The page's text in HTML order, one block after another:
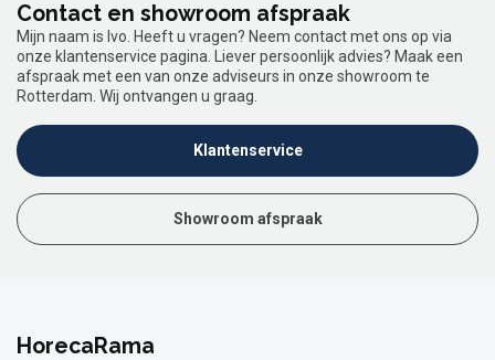
Contact en showroom afspraak
Mijn naam is Ivo. Heeft u vragen? Neem contact met ons op via
onze klantenservice pagina. Liever persoonlijk advies? Maak een
afspraak met een van onze adviseurs in onze showroom te
Rotterdam. Wij ontvangen u graag.
Klantenservice
Showroom afspraak
HorecaRama